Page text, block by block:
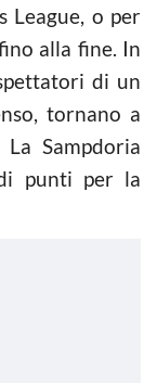
League, o per
alla fine. In
di un
tornano a
Sampdoria
punti per la